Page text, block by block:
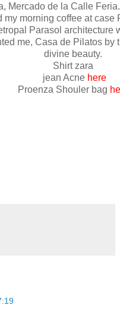
Mercado de la Calle
morning coffee at
Parasol architecture
me, Casa de Pilatos by
divine beauty.
Shirt zara
jean Acne here
Proenza Shouler bag